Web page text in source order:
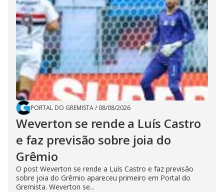
PORTAL DO GREMISTA/ 08/08/2026
Weverton se rende a Luís Castro
e faz previsão sobre joia do
Grêmio
O post Weverton se rende a Luís Castro e faz previsão
sobre joia do Grêmio apareceu primeiro em Portal do
Gremista. Weverton se...